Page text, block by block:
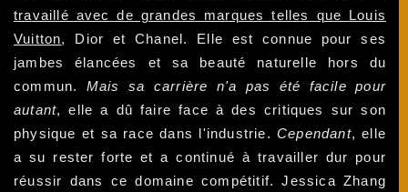
travaillé avec de grandes marques telles que Louis
Vuitton, Dior et Chanel. Elle est connue pour ses
jambes élancées et sa beauté naturelle hors du
commun. Mais sa carrière n'a pas été facile pour
autant, elle a dû faire face à des critiques sur son
physique et sa race dans l'industrie. Cependant, elle
a su rester forte et a continué à travailler dur pour
réussir dans ce domaine compétitif. Jessica Zhang